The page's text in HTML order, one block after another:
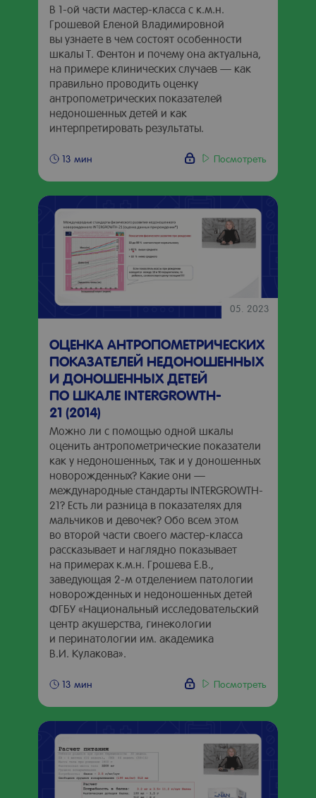
В 1-ой части мастер-класса с к.м.н.
Грошевой Еленой Владимировной
вы узнаете в чем состоят особенности
шкалы Т. Фентон и почему она актуальна,
на примере клинических случаев — как
правильно проводить оценку
антропометрических показателей
недоношенных детей и как
интерпретировать результаты.
13 мин Посмотреть
05. 2023
ОЦЕНКА АНТРОПОМЕТРИЧЕСКИХ
ПОКАЗАТЕЛЕЙ НЕДОНОШЕННЫХ
И ДОНОШЕННЫХ ДЕТЕЙ
ПО ШКАЛЕ INTERGROWTH-
21 (2014)
Можно ли с помощью одной шкалы
оценить антропометрические показатели
как у недоношенных, так и у доношенных
новорожденных? Какие они —
международные стандарты INTERGROWTH-
21? Есть ли разница в показателях для
мальчиков и девочек? Обо всем этом
во второй части своего мастер-класса
рассказывает и наглядно показывает
на примерах к.м.н. Грошева Е.В.,
заведующая 2-м отделением патологии
новорожденных и недоношенных детей
ФГБУ «Национальный исследовательский
центр акушерства, гинекологии
и перинатологии им. академика
В.И. Кулакова».
13 мин Посмотреть